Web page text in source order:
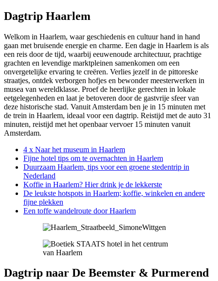
Dagtrip Haarlem
Welkom in Haarlem, waar geschiedenis en cultuur hand in hand
gaan met bruisende energie en charme. Een dagje in Haarlem is als
een reis door de tijd, waarbij eeuwenoude architectuur, prachtige
grachten en levendige marktpleinen samenkomen om een
onvergetelijke ervaring te creëren. Verlies jezelf in de pittoreske
straatjes, ontdek verborgen hofjes en bewonder meesterwerken in
musea van wereldklasse. Proef de heerlijke gerechten in lokale
eetgelegenheden en laat je betoveren door de gastvrije sfeer van
deze historische stad. Vanuit Amsterdam ben je in 15 minuten met
de trein in Haarlem, ideaal voor een dagtrip. Reistijd met de auto 31
minuten, reistijd met het openbaar vervoer 15 minuten vanuit
Amsterdam.
4 x Naar het museum in Haarlem
Fijne hotel tips om te overnachten in Haarlem
Duurzaam Haarlem, tips voor een groene stedentrip in
Nederland
Koffie in Haarlem? Hier drink je de lekkerste
De leukste hotspots in Haarlem; koffie, winkelen en andere
fijne plekken
Een toffe wandelroute door Haarlem
Dagtrip naar De Beemster & Purmerend